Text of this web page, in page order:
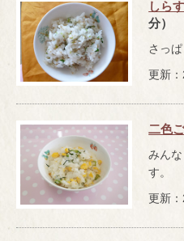
しら
分）
さっ
更新
二色
みん
す。
更新